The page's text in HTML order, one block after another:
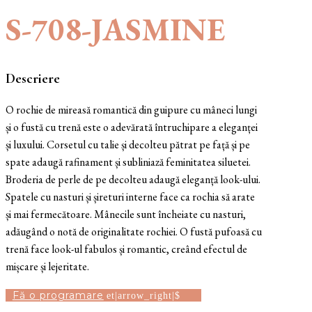
S-708-JASMINE
Descriere
O rochie de mireasă romantică din guipure cu mâneci lungi
și o fustă cu trenă este o adevărată întruchipare a eleganței
și luxului. Corsetul cu talie și decolteu pătrat pe față și pe
spate adaugă rafinament și subliniază feminitatea siluetei.
Broderia de perle de pe decolteu adaugă eleganță look-ului.
Spatele cu nasturi și șireturi interne face ca rochia să arate
și mai fermecătoare. Mânecile sunt încheiate cu nasturi,
adăugând o notă de originalitate rochiei. O fustă pufoasă cu
trenă face look-ul fabulos și romantic, creând efectul de
mișcare și lejeritate.
Fă o programare